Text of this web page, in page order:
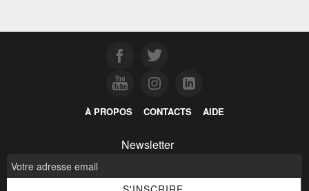
À PROPOS CONTACTS AIDE
Newsletter